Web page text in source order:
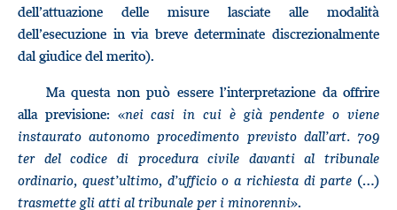
dell’attuazione delle misure lasciate alle modalità
dell’esecuzione in via breve determinate discrezionalmente
dal giudice del merito).
Ma questa non può essere l’interpretazione da offrire
alla previsione: «nei casi in cui è già pendente o viene
instaurato autonomo procedimento previsto dall’art. 709
ter del codice di procedura civile davanti al tribunale
ordinario, quest’ultimo, d’ufficio o a richiesta di parte (…)
trasmette gli atti al tribunale per i minorenni».